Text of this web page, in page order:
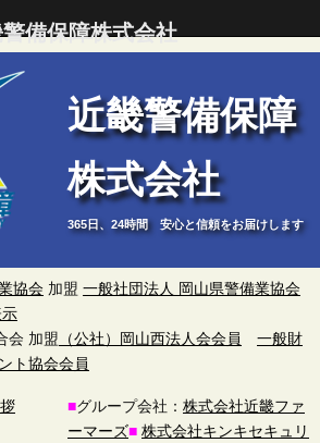
近畿警備保障
株式会社
365日、24時間 安心と信頼をお届けします
協会 加盟 一般社団法人 岡山県警備業協会
会 加盟 （公社）岡山西法人会会員
一般財
ト協会会員
■グループ会社： 株式会社近畿ファ
ーマーズ■ 株式会社キンキセキュリ
備保障株式会社